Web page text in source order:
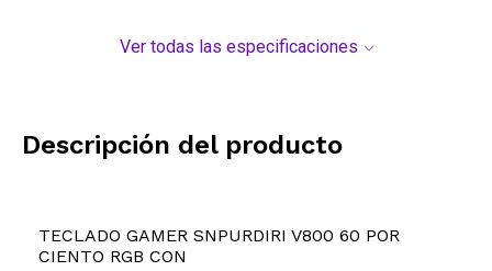
Ver todas las especificaciones
Descripción del producto
TECLADO GAMER SNPURDIRI V800 60 POR
CIENTO RGB CON